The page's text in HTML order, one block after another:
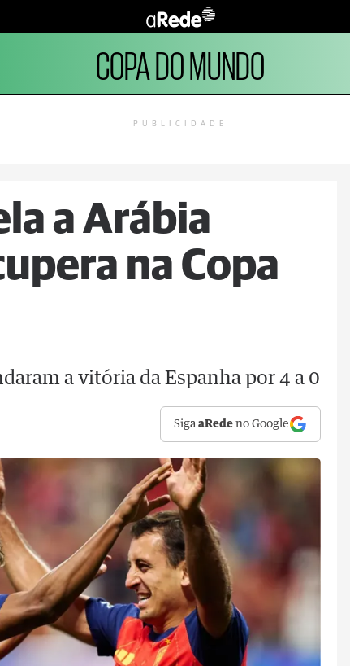
COPA DO MUNDO
PUBLICIDADE
a Arábia
na Copa
a vitória da Espanha por 4 a 0
SigaaRede no Google